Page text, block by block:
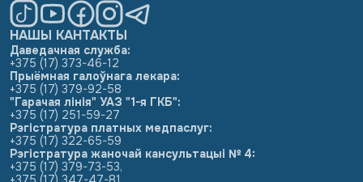
НАШЫ КАНТАКТЫ
Даведачная служба:
+375 (17) 373-46-12
Прыёмная галоўнага лекара:
+375 (17) 379-92-58
"Гарачая лінія" УАЗ "1-я ГКБ":
+375 (17) 251-59-27
Рэгістратура платных медпаслуг:
+375 (17) 322-65-59
Рэгістратура жаночай кансультацыі № 4:
+375 (17) 379-73-53,